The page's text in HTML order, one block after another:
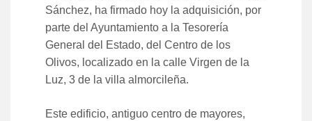
Sánchez, ha firmado hoy la adquisición, por
parte del Ayuntamiento a la Tesorería
General del Estado, del Centro de los
Olivos, localizado en la calle Virgen de la
Luz, 3 de la villa almorcileña.
Este edificio, antiguo centro de mayores,